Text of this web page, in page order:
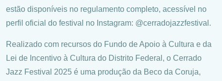
estão disponíveis no regulamento completo, acessível no
perfil oficial do festival no Instagram: @cerradojazzfestival.
Realizado com recursos do Fundo de Apoio à Cultura e da
Lei de Incentivo à Cultura do Distrito Federal, o Cerrado
Jazz Festival 2025 é uma produção da Beco da Coruja,